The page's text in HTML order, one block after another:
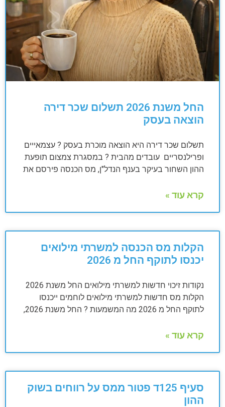
החל משנת 2026 תשלום שכר דירה
הוצאה בעסק
תשלום שכר דירה היא הוצאה מוכרת בעסק ? עצמאייים
ופרילנסריים עובדים מהבית ? במסגרת צמצום תופעת
ההון השחור בעיקר בענף הנדל"ן, מס הכנסה פירסם את
קרא עוד »
הקלות מס הכנסה למשרתי מילואים
יכנסו לתוקף החל מ 2026
נקודות זיכוי חדשות למשרתי מילואים החל משנת 2026
הקלות מס חדשות למשרתי מילואים לוחמים ייכנסו
לתוקף החל מ 2026 מה המשמעות ? החל משנת 2026,
קרא עוד »
סעיף 125ד פטור ממס על רווחים בשוק
ההון